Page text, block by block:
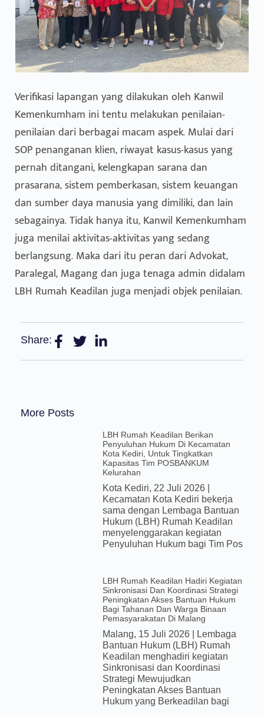
Verifikasi lapangan yang dilakukan oleh Kanwil
Kemenkumham ini tentu melakukan penilaian-
penilaian dari berbagai macam aspek. Mulai dari
SOP penanganan klien, riwayat kasus-kasus yang
pernah ditangani, kelengkapan sarana dan
prasarana, sistem pemberkasan, sistem keuangan
dan sumber daya manusia yang dimiliki, dan lain
sebagainya. Tidak hanya itu, Kanwil Kemenkumham
juga menilai aktivitas-aktivitas yang sedang
berlangsung. Maka dari itu peran dari Advokat,
Paralegal, Magang dan juga tenaga admin didalam
LBH Rumah Keadilan juga menjadi objek penilaian.
Share:
More Posts
LBH Rumah Keadilan Berikan
Penyuluhan Hukum Di Kecamatan
Kota Kediri, Untuk Tingkatkan
Kapasitas Tim POSBANKUM
Kelurahan
Kota Kediri, 22 Juli 2026 |
Kecamatan Kota Kediri bekerja
sama dengan Lembaga Bantuan
Hukum (LBH) Rumah Keadilan
menyelenggarakan kegiatan
Penyuluhan Hukum bagi Tim Pos
LBH Rumah Keadilan Hadiri Kegiatan
Sinkronisasi Dan Koordinasi Strategi
Peningkatan Akses Bantuan Hukum
Bagi Tahanan Dan Warga Binaan
Pemasyarakatan Di Malang
Malang, 15 Juli 2026 | Lembaga
Bantuan Hukum (LBH) Rumah
Keadilan menghadiri kegiatan
Sinkronisasi dan Koordinasi
Strategi Mewujudkan
Peningkatan Akses Bantuan
Hukum yang Berkeadilan bagi